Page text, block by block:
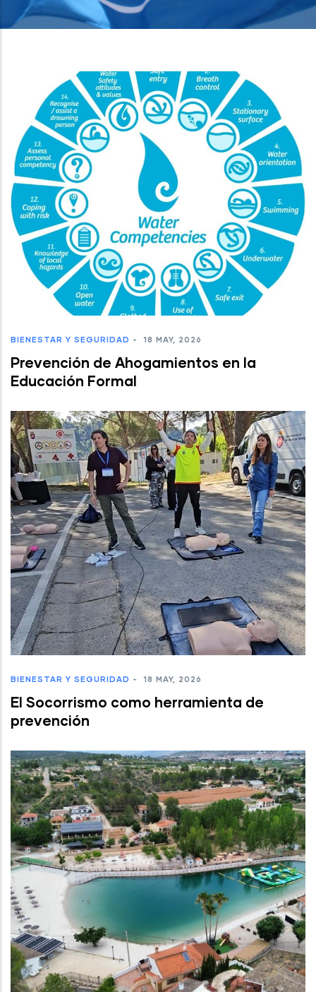
BIENESTAR Y SEGURIDAD - 18 MAY, 2026
Prevención de Ahogamientos en la
Educación Formal
BIENESTAR Y SEGURIDAD - 18 MAY, 2026
El Socorrismo como herramienta de
prevención